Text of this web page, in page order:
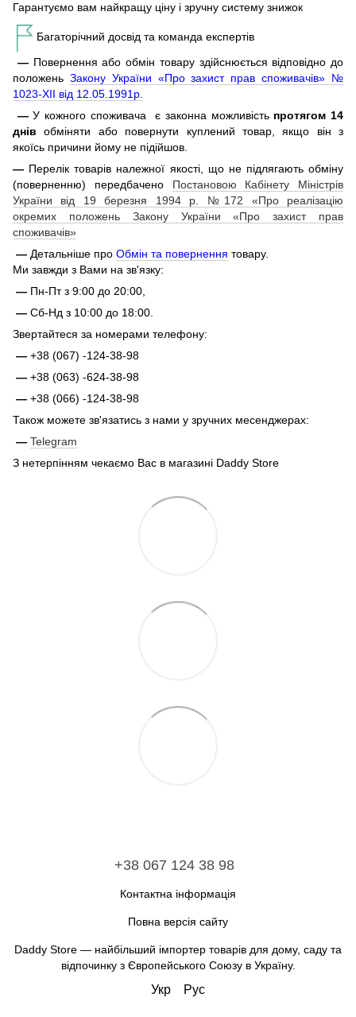
Гарантуємо вам найкращу ціну і зручну систему знижок
Багаторічний досвід та команда експертів
— Повернення або обмін товару здійснюється відповідно до
положень Закону України «Про захист прав споживачів» №
1023-XII від 12.05.1991р.
—У кожного споживача є законна можливість протягом 14
днів обміняти або повернути куплений товар, якщо він з
якоїсь причини йому не підійшов.
— Перелік товарів належної якості, що не підлягають обміну
(поверненню) передбачено Постановою Кабінету Міністрів
України від 19 березня 1994 р. №172 «Про реалізацію
окремих положень Закону України «Про захист прав
споживачів»
— Детальніше про Обмін та повернення товару.
Ми завжди з Вами на зв'язку:
— Пн-Пт з 9:00 до 20:00,
— Сб-Нд з 10:00 до 18:00.
Звертайтеся за номерами телефону:
— +38 (067) -124-38-98
— +38 (063) -624-38-98
— +38 (066) -124-38-98
Також можете зв'язатись з нами у зручних месенджерах:
— Telegram
З нетерпінням чекаємо Вас в магазині Daddy Store
+38 067 124 38 98
Контактна інформація
Повна версія сайту
Daddy Store — найбільший імпортер товарів для дому, саду та
відпочинку з Європейського Союзу в Україну.
Укр Рус